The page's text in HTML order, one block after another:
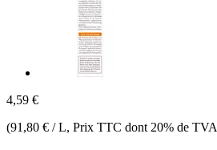
4,59 €
(91,80 € / L, Prix TTC dont 20% de TVA